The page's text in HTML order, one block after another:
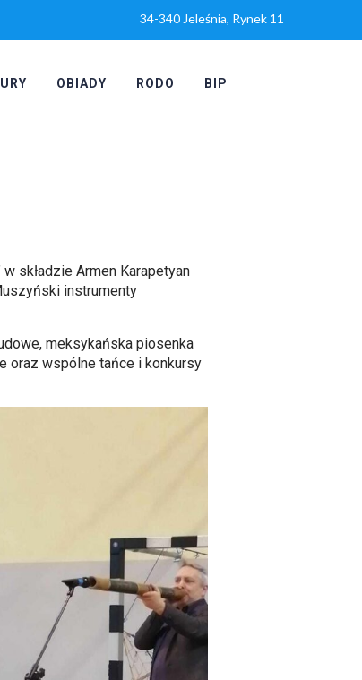
34-340 Jeleśnia, Rynek 11
OBIADY RODO BIP
składzie Armen Karapetyan
instrumenty
meksykańska piosenka
oraz wspólne tańce i konkursy